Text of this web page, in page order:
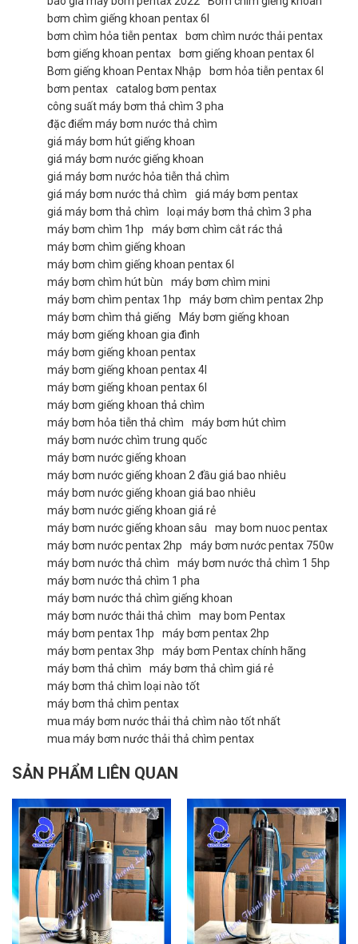
bơm chìm giếng khoan pentax 6l
bơm chìm hỏa tiễn pentax
bơm chìm nước thải pentax
bơm giếng khoan pentax
bơm giếng khoan pentax 6l
Bơm giếng khoan Pentax Nhập
bơm hỏa tiễn pentax 6l
bơm pentax
catalog bơm pentax
công suất máy bơm thả chìm 3 pha
đặc điểm máy bơm nước thả chìm
giá máy bơm hút giếng khoan
giá máy bơm nước giếng khoan
giá máy bơm nước hỏa tiễn thả chìm
giá máy bơm nước thả chìm
giá máy bơm pentax
giá máy bơm thả chìm
loại máy bơm thả chìm 3 pha
máy bơm chìm 1hp
máy bơm chìm cắt rác thả
máy bơm chìm giếng khoan
máy bơm chìm giếng khoan pentax 6l
máy bơm chìm hút bùn
máy bơm chìm mini
máy bơm chìm pentax 1hp
máy bơm chìm pentax 2hp
máy bơm chìm thả giếng
Máy bơm giếng khoan
máy bơm giếng khoan gia đình
máy bơm giếng khoan pentax
máy bơm giếng khoan pentax 4l
máy bơm giếng khoan pentax 6l
máy bơm giếng khoan thả chìm
máy bơm hỏa tiễn thả chìm
máy bơm hút chìm
máy bơm nước chìm trung quốc
máy bơm nước giếng khoan
máy bơm nước giếng khoan 2 đầu giá bao nhiêu
máy bơm nước giếng khoan giá bao nhiêu
máy bơm nước giếng khoan giá rẻ
máy bơm nước giếng khoan sâu
may bom nuoc pentax
máy bơm nước pentax 2hp
máy bơm nước pentax 750w
máy bơm nước thả chìm
máy bơm nước thả chìm 1 5hp
máy bơm nước thả chìm 1 pha
máy bơm nước thả chìm giếng khoan
máy bơm nước thải thả chìm
may bom Pentax
máy bơm pentax 1hp
máy bơm pentax 2hp
máy bơm pentax 3hp
máy bơm Pentax chính hãng
máy bơm thả chìm
máy bơm thả chìm giá rẻ
máy bơm thả chìm loại nào tốt
máy bơm thả chìm pentax
mua máy bơm nước thải thả chìm nào tốt nhất
mua máy bơm nước thải thả chìm pentax
SẢN PHẨM LIÊN QUAN